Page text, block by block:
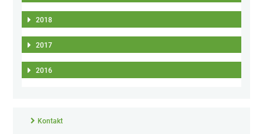
2018
2017
2016
Kontakt